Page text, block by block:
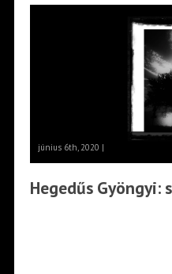
június 6th, 2020 |
Hegedűs Gyöngyi: